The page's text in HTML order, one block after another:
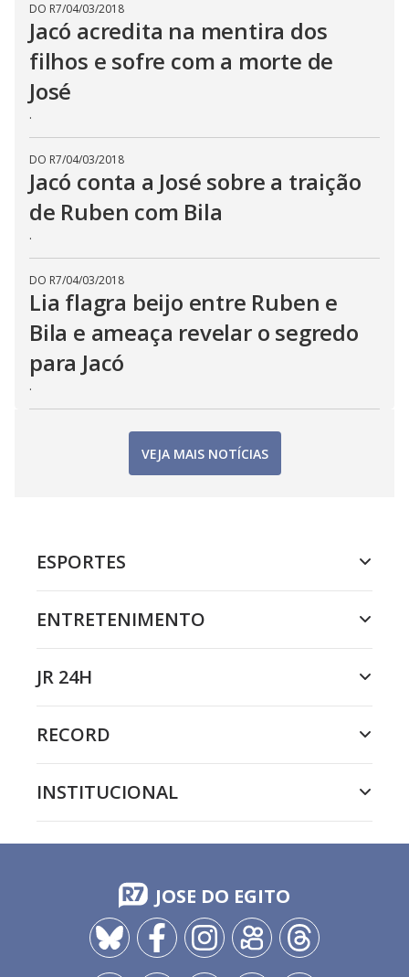
DO R7/04/03/2018
Jacó acredita na mentira dos
filhos e sofre com a morte de
José
.
DO R7/04/03/2018
Jacó conta a José sobre a traição
de Ruben com Bila
.
DO R7/04/03/2018
Lia flagra beijo entre Ruben e
Bila e ameaça revelar o segredo
para Jacó
.
VEJA MAIS NOTÍCIAS
ESPORTES
ENTRETENIMENTO
JR 24H
RECORD
INSTITUCIONAL
JOSE DO EGITO